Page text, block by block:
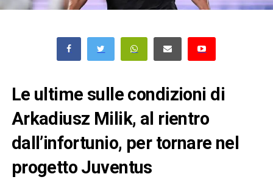
Le ultime sulle condizioni di
Arkadiusz Milik, al rientro
dall’infortunio, per tornare nel
progetto Juventus